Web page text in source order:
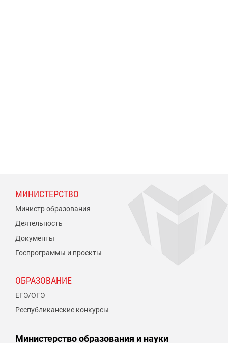
МИНИСТЕРСТВО
Министр образования
Деятельность
Документы
Госпрограммы и проекты
ОБРАЗОВАНИЕ
ЕГЭ/ОГЭ
Республиканские конкурсы
Министерство образования и науки